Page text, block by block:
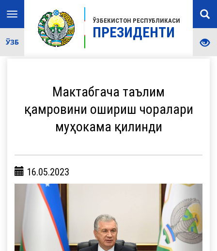
ЎЗБЕКИСТОН РЕСПУБЛИКАСИ
ПРЕЗИДЕНТИ
Toggle
navigation
ЎЗБ
Мактабгача таълим
қамровини ошириш чоралари
муҳокама қилинди
16.05.2023